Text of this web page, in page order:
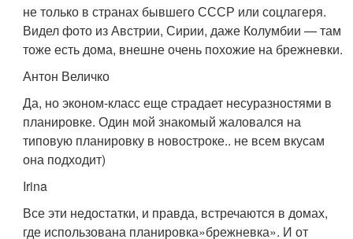
не только в странах бывшего СССР или соцлагеря.
Видел фото из Австрии, Сирии, даже Колумбии — там
тоже есть дома, внешне очень похожие на брежневки.
Антон Величко
Да, но эконом-класс еще страдает несуразностями в
планировке. Один мой знакомый жаловался на
типовую планировку в новостроке.. не всем вкусам
она подходит)
Irina
Все эти недостатки, и правда, встречаются в домах,
где использована планировка»брежневка». И от